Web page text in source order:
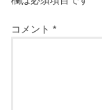
コメント*